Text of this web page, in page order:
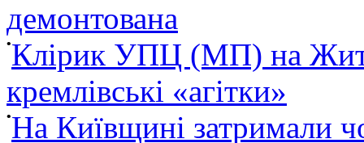
демонтована
•Клірик УПЦ (МП) на
кремлівські «агітки»
•На Київщині затримали